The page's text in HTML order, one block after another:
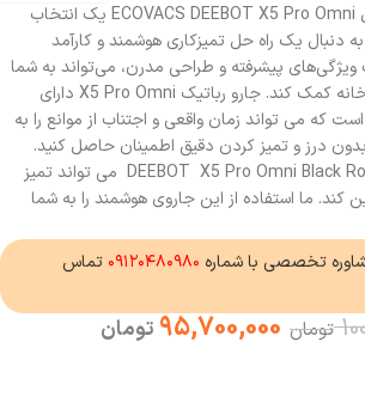
جارو رباتیک اکووکس مدل ECOVACS DEEBOT X5 Pro Omni یک انتخاب
دنبال یک راه حل تمیزکاری هوشمند و کارآمد
ویژگی‌های پیشرفته و طراحی مدرن، می‌تواند به شما
در حفظ تمیزی و نظافت خانه کمک کند. جارو رباتیک X5 Pro Omni دارای
ناوبری هوشمند AINA 2.0 است که می تواند زمان واقعی و اجتناب از موانع را به
درز و تمیز کردن دقیق اطمینان حاصل کنید.
DEEBOT X5 Pro Omni Black Robotic Vacuum Cleaner می تواند تمیز
کند. ما استفاده از این جاروی هوشمند را به شما
تخصصی با شماره ۰۹۱۲۰۴۸۰۹۸۰ تماس
تومان 95,700,000 تومان